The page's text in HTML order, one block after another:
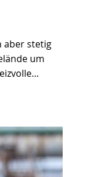
aber stetig
um